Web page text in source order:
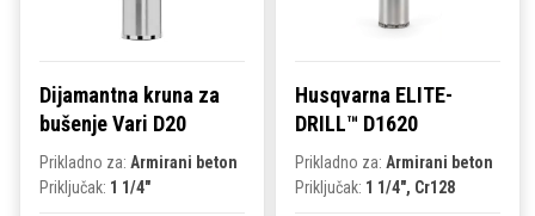
Dijamantna kruna za
bušenje Vari D20
Prikladno za: Armirani beton
Priključak: 1 1/4"
Husqvarna ELITE-
DRILL™ D1620
Prikladno za: Armirani beton
Priključak: 1 1/4", Cr128